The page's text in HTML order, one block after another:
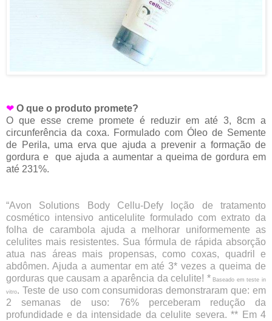
❤ O que o produto promete?
O que esse creme promete é reduzir em até 3, 8cm a
circunferência da coxa. Formulado com Óleo de Semente
de Perila, uma erva que ajuda a prevenir a formação de
gordura e que ajuda a aumentar a queima de gordura em
até 231%.
“Avon Solutions Body Cellu-Defy loção de tratamento
cosmético intensivo anticelulite formulado com extrato da
folha de carambola ajuda a melhorar uniformemente as
celulites mais resistentes. Sua fórmula de rápida absorção
atua nas áreas mais propensas, como coxas, quadril e
abdômen. Ajuda a aumentar em até 3* vezes a queima de
gorduras que causam a aparência da celulite! * Baseado em teste in
vitro. Teste de uso com consumidoras demonstraram que: em
2 semanas de uso: 76% perceberam redução da
profundidade e da intensidade da celulite severa. ** Em 4